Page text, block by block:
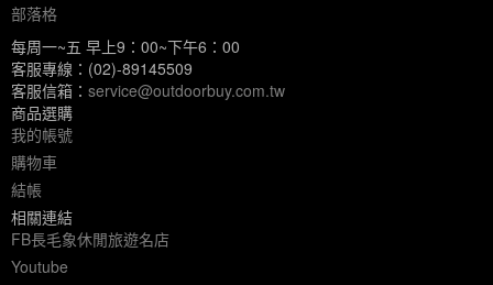
部落格
每周一~五 早上9：00~下午6：00
客服專線：(02)-89145509
客服信箱： service@outdoorbuy.com.tw
商品選購
我的帳號
購物車
結帳
相關連結
FB長毛象休閒旅遊名店
Youtube